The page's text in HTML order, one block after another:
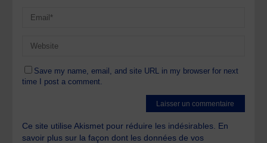
Save my name, email, and site URL in my browser for next
time I post a comment.
Ce site utilise Akismet pour réduire les indésirables. En
savoir plus sur la façon dont les données de vos